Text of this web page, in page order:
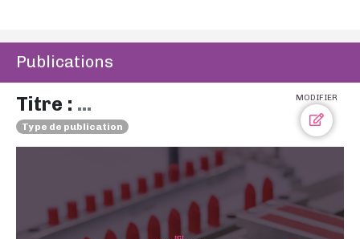
Publications
MODIFIER
Titre : ...
Type de publication